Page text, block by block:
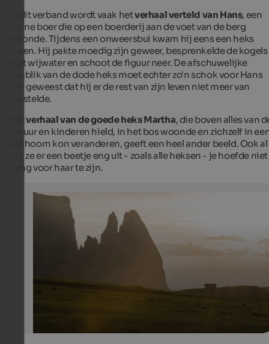
Legendary Mt. Schlern
There are numerous myths surrounding Mt. Schlern, in
the Schlern witches play a particularly important role.
IDM Südtirol/Harald Wisthaler
In dit verband wordt vaak hetverhaal verteld van Hans, een
kleine boer die op een boerderij aan de voet van de berg
woonde. Tijdens een onweersbui kwam hij eens een heks
tegen. Hij pakte moedig zijn geweer, besprenkelde de kogels
met wijwater en schoot de figuur neer. De afschuwelijke
aanblik van de dode heks moet echter zo'n schok voor Hans
zijn geweest dat hij er de rest van zijn leven niet meer van
herstelde.
Hetverhaal van de goede heks Martha, die boven alles van
natuur en kinderen hield, in het bos woonde en zichzelf in
eekhoorn kon veranderen, geeft een heel ander beeld. Ook al
zag ze er een beetje eng uit - zoals alle heksen - je hoefde niet
bang voor haar te zijn.